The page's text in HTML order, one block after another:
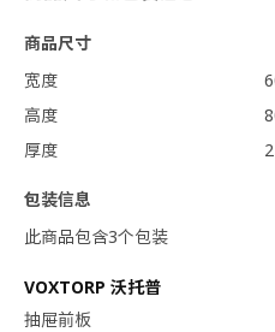
商品尺寸
宽度
高度
厚度
包装信息
此商品包含3个包装
VOXTORP 沃托普
抽屉前板